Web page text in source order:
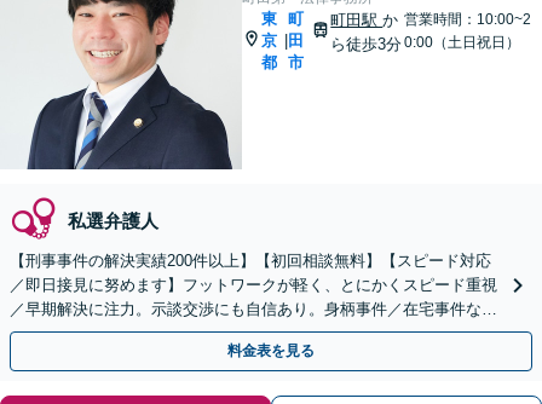
東
京
都
町
田
市
町田駅か
ら徒歩3分
営業時間：10:00~2
0:00（土日祝日）
私選弁護人
【刑事事件の解決実績200件以上】【初回相談無料】【スピード対応
／即日接見に努めます】フットワークが軽く、とにかくスピード重視
／早期解決に注力。示談交渉にも自信あり。身柄事件／在宅事件など
幅広く対応しています【定休日なし】【町田駅3分】
料金表を見る